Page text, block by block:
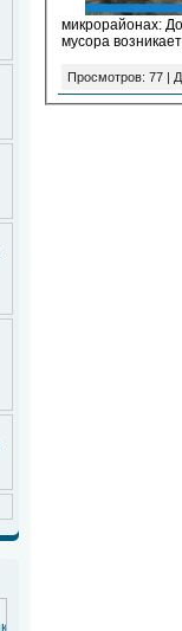
микрорайонах:
мусора
Просмотров: 77 |